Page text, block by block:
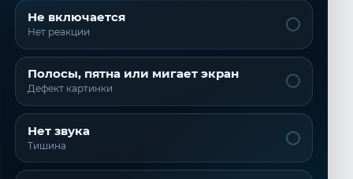
Не включается
Нет реакции
Полосы, пятна или мигает экран
Дефект картинки
Нет звука
Тишина